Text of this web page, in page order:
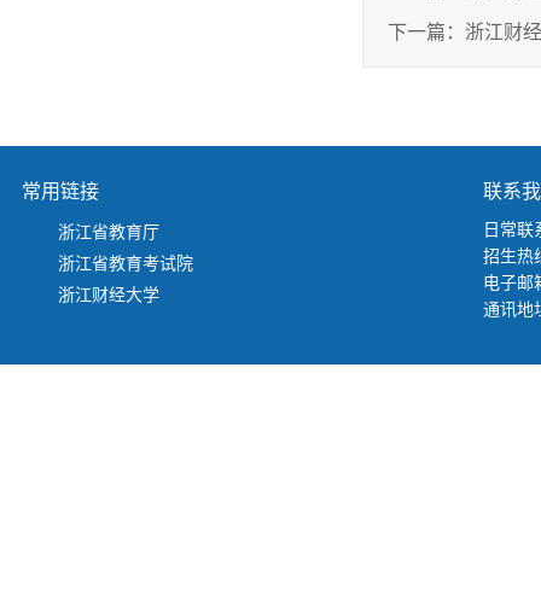
下一篇： 浙江财
常用链接
浙江省教育厅
浙江省教育考试院
浙江财经大学
联系
日常联
招生热
电子邮
通讯地